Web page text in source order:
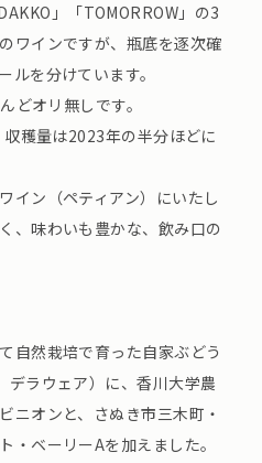
」「TOMORROW」の3
ワインですが、瓶底を逐次確
ルを分けています。
どオリ無しです。
穫量は2023年の半分ほどに
イン（ペティアン）にいたし
、味わいも豊かな、飲み口の
自然栽培で育った自家ぶどう
デラウェア）に、香川大学農
ニオンと、さぬき市三木町・
・ベーリーAを加えました。